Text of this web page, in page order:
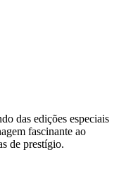
das edições especiais
fascinante ao
de prestígio.